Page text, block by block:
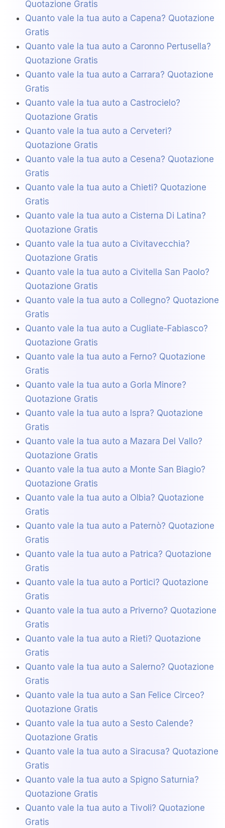
Quotazione Gratis
Quanto vale la tua auto a Capena? Quotazione
Gratis
Quanto vale la tua auto a Caronno Pertusella?
Quotazione Gratis
Quanto vale la tua auto a Carrara? Quotazione
Gratis
Quanto vale la tua auto a Castrocielo?
Quotazione Gratis
Quanto vale la tua auto a Cerveteri?
Quotazione Gratis
Quanto vale la tua auto a Cesena? Quotazione
Gratis
Quanto vale la tua auto a Chieti? Quotazione
Gratis
Quanto vale la tua auto a Cisterna Di Latina?
Quotazione Gratis
Quanto vale la tua auto a Civitavecchia?
Quotazione Gratis
Quanto vale la tua auto a Civitella San Paolo?
Quotazione Gratis
Quanto vale la tua auto a Collegno? Quotazione
Gratis
Quanto vale la tua auto a Cugliate-Fabiasco?
Quotazione Gratis
Quanto vale la tua auto a Ferno? Quotazione
Gratis
Quanto vale la tua auto a Gorla Minore?
Quotazione Gratis
Quanto vale la tua auto a Ispra? Quotazione
Gratis
Quanto vale la tua auto a Mazara Del Vallo?
Quotazione Gratis
Quanto vale la tua auto a Monte San Biagio?
Quotazione Gratis
Quanto vale la tua auto a Olbia? Quotazione
Gratis
Quanto vale la tua auto a Paternò? Quotazione
Gratis
Quanto vale la tua auto a Patrica? Quotazione
Gratis
Quanto vale la tua auto a Portici? Quotazione
Gratis
Quanto vale la tua auto a Priverno? Quotazione
Gratis
Quanto vale la tua auto a Rieti? Quotazione
Gratis
Quanto vale la tua auto a Salerno? Quotazione
Gratis
Quanto vale la tua auto a San Felice Circeo?
Quotazione Gratis
Quanto vale la tua auto a Sesto Calende?
Quotazione Gratis
Quanto vale la tua auto a Siracusa? Quotazione
Gratis
Quanto vale la tua auto a Spigno Saturnia?
Quotazione Gratis
Quanto vale la tua auto a Tivoli? Quotazione
Gratis